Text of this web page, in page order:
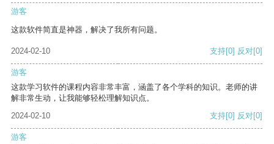
游客
这款软件简直是神器，解决了我所有问题。
2024-02-10 支持[0] 反对[0]
游客
这款学习软件的课程内容非常丰富，涵盖了各个学科的知识。老师的讲
解非常生动，让我能够轻松理解知识点。
2024-02-10
支持[0] 反对[0]
游客